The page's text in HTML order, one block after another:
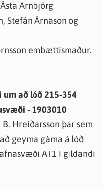
Arnbjörg
Stefán Árnason og
embættismaður.
um að lóð 215-354
- 1903010
Hreiðarsson þar sem
geyma gáma á lóð
AT1 í gildandi